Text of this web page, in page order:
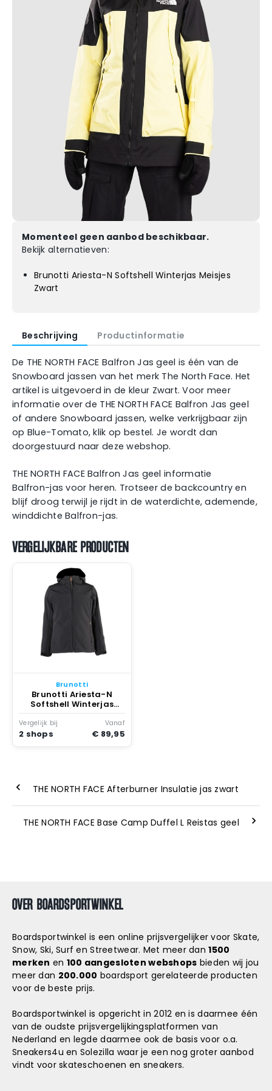
Momenteel geen aanbod beschikbaar.
Bekijk alternatieven:
Brunotti Ariesta-N Softshell Winterjas Meisjes
Zwart
Beschrijving Productinformatie
De THE NORTH FACE Balfron Jas geel is één van de
Snowboard jassen van het merk The North Face. Het
artikel is uitgevoerd in de kleur Zwart. Voor meer
informatie over de THE NORTH FACE Balfron Jas geel
of andere Snowboard jassen, welke verkrijgbaar zijn
op Blue-Tomato, klik op bestel. Je wordt dan
doorgestuurd naar deze webshop.
THE NORTH FACE Balfron Jas geel informatie
Balfron-jas voor heren. Trotseer de backcountry en
blijf droog terwijl je rijdt in de waterdichte, ademende,
winddichte Balfron-jas.
VERGELIJKBARE PRODUCTEN
Brunotti
Brunotti Ariesta-N
Softshell Winterjas
Meisjes Zwart
Vergelijk bij
2 shops
Vanaf
€ 89,95
THE NORTH FACE Afterburner Insulatie jas zwart
THE NORTH FACE Base Camp Duffel L Reistas geel
OVER BOARDSPORTWINKEL
Boardsportwinkel is een online prijsvergelijker voor Skate,
Snow, Ski, Surf en Streetwear. Met meer dan1500
merken en 100 aangesloten webshops bieden wij jou
meer dan 200.000 boardsport gerelateerde producten
voor de beste prijs.
Boardsportwinkel is opgericht in 2012 en is daarmee één
van de oudste prijsvergelijkingsplatformen van
Nederland en legde daarmee ook de basis voor o.a.
Sneakers4u en Solezilla waar je een nog groter aanbod
vindt voor skateschoenen en sneakers.